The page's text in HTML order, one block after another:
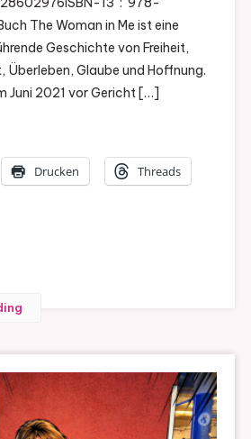
The Woman in Me ist eine
Geschichte von Freiheit,
Überleben, Glaube und Hoffnung.
Juni 2021 vor Gericht […]
Drucken Threads